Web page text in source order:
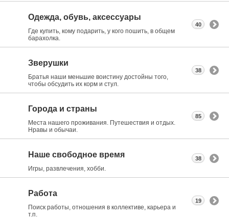
Одежда, обувь, аксессуары
Где купить, кому подарить, у кого пошить, в общем
барахолка.
40
Зверушки
Братья наши меньшие воистину достойны того,
чтобы обсудить их корм и стул.
38
Города и страны
Места нашего проживания. Путешествия и отдых.
Нравы и обычаи.
85
Наше свободное время
Игры, развлечения, хобби.
38
Работа
Поиск работы, отношения в коллективе, карьера и
т.п.
19